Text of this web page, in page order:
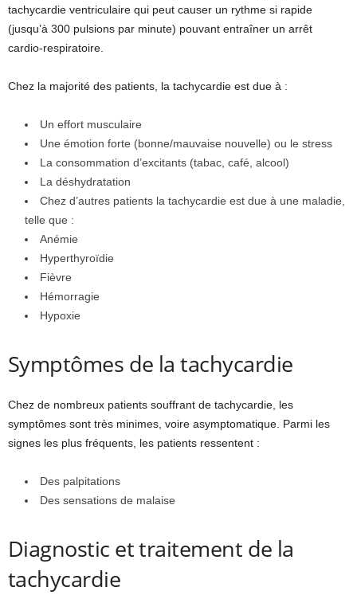
tachycardie ventriculaire qui peut causer un rythme si rapide
(jusqu’à 300 pulsions par minute) pouvant entraîner un arrêt
cardio-respiratoire.
Chez la majorité des patients, la tachycardie est due à :
Un effort musculaire
Une émotion forte (bonne/mauvaise nouvelle) ou le stress
La consommation d’excitants (tabac, café, alcool)
La déshydratation
Chez d’autres patients la tachycardie est due à une maladie,
telle que :
Anémie
Hyperthyroïdie
Fièvre
Hémorragie
Hypoxie
Symptômes de la tachycardie
Chez de nombreux patients souffrant de tachycardie, les
symptômes sont très minimes, voire asymptomatique. Parmi les
signes les plus fréquents, les patients ressentent :
Des palpitations
Des sensations de malaise
Diagnostic et traitement de la
tachycardie